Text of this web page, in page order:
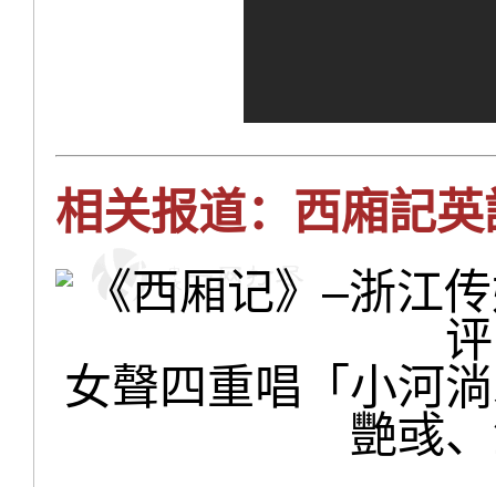
相关报道：西廂記
女聲四重唱「小河
艷彧